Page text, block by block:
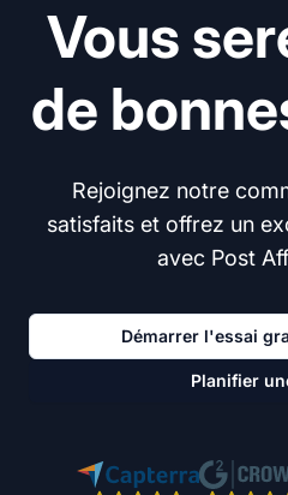
Vous
de
Rejoignez notre
satisfaits et offrez un
avec Post
Démarrer l'essai
Planifier